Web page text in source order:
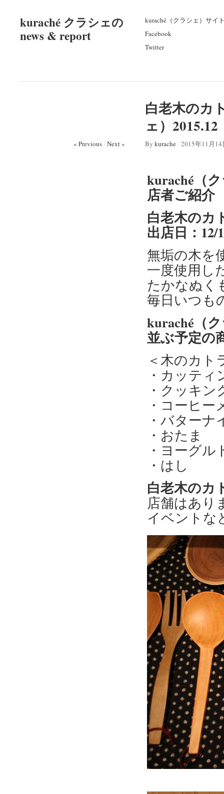
kuraché クラシェの
news & report
kuraché（クラシェ）サイ
Facebook
Twitter
白老木のカ
ェ）
« Previous/ Next » By kurache/ 2015年11月14
kuraché（
店者ご紹介
白老木のカ
出店日：12/
無垢の木を
一度使用し
たかなぬく
毎日いつも
kuraché（
並ぶ予定の
＜木のカト
・カッティ
・クッキン
・コーヒ
・バターナ
・おたま
・ヨーグル
・はし
白老木のカ
店舗はあり
イベントな